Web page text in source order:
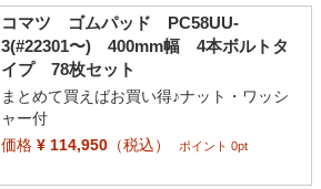
コマツ ゴムパッド PC58UU-
3(#22301〜) 400mm幅 4本ボルトタ
イプ 78枚セット
まとめて買えばお買い得♪ナット・ワッシ
ャー付
価格¥ 114,950（税込） ポイント 0pt